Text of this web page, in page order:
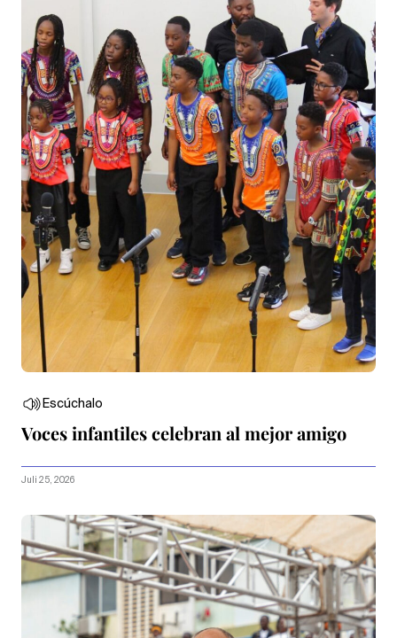
Escúchalo
Voces infantiles celebran al mejor amigo
Juli 25, 2026